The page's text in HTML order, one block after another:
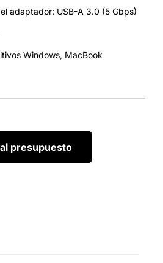
adaptador: USB-A 3.0 (5 Gbps)
Windows, MacBook
presupuesto